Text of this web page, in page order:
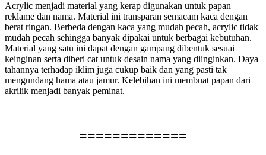
Acrylic menjadi material yang kerap digunakan untuk papan
reklame dan nama. Material ini transparan semacam kaca dengan
berat ringan. Berbeda dengan kaca yang mudah pecah, acrylic tidak
mudah pecah sehingga banyak dipakai untuk berbagai kebutuhan.
Material yang satu ini dapat dengan gampang dibentuk sesuai
keinginan serta diberi cat untuk desain nama yang diinginkan. Daya
tahannya terhadap iklim juga cukup baik dan yang pasti tak
mengundang hama atau jamur. Kelebihan ini membuat papan dari
akrilik menjadi banyak peminat.
=============